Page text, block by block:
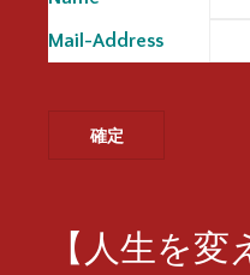
Mail-Address
【人生を